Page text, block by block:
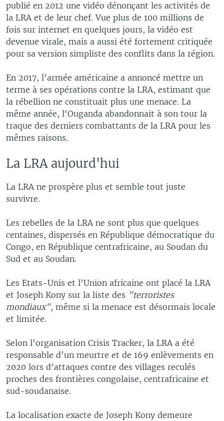
publié en 2012 une vidéo dénonçant les activités de
la LRA et de leur chef. Vue plus de 100 millions de
fois sur internet en quelques jours, la vidéo est
devenue virale, mais a aussi été fortement critiquée
pour sa version simpliste des conflits dans la région.
En 2017, l'armée américaine a annoncé mettre un
terme à ses opérations contre la LRA, estimant que
la rébellion ne constituait plus une menace. La
même année, l'Ouganda abandonnait à son tour la
traque des derniers combattants de la LRA pour les
mêmes raisons.
La LRA aujourd'hui
La LRA ne prospère plus et semble tout juste
survivre.
Les rebelles de la LRA ne sont plus que quelques
centaines, dispersés en République démocratique du
Congo, en République centrafricaine, au Soudan du
Sud et au Soudan.
Les Etats-Unis et l'Union africaine ont placé la LRA
et Joseph Kony sur la liste des "terroristes
mondiaux", même si la menace est désormais locale
et limitée.
Selon l'organisation Crisis Tracker, la LRA a été
responsable d'un meurtre et de 169 enlèvements en
2020 lors d'attaques contre des villages reculés
proches des frontières congolaise, centrafricaine et
sud-soudanaise.
La localisation exacte de Joseph Kony demeure